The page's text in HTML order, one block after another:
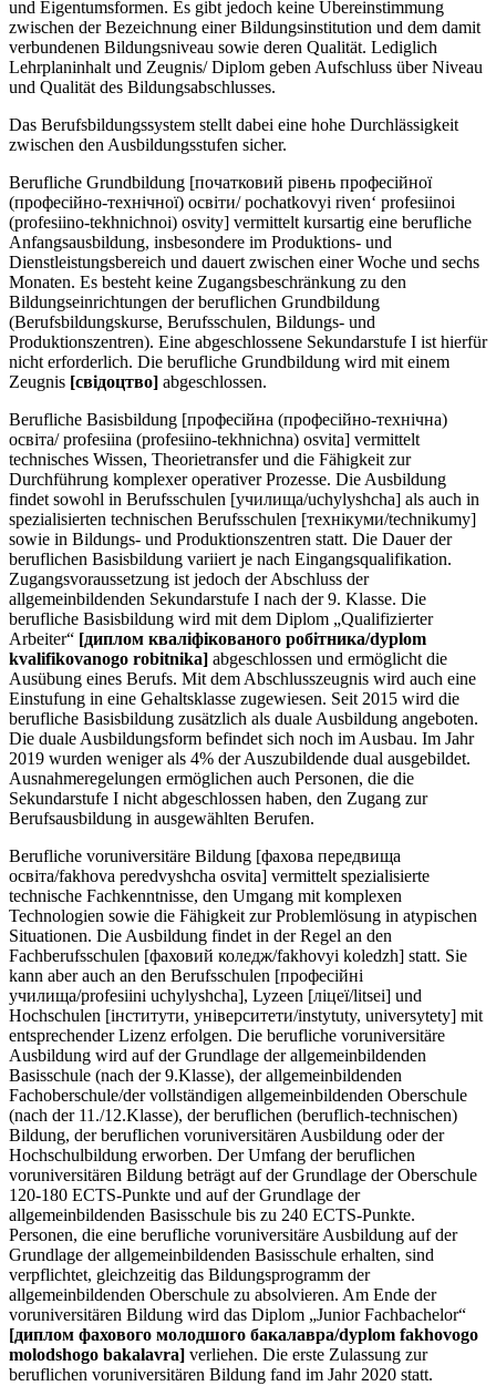
und Eigentumsformen. Es gibt jedoch keine Übereinstimmung
zwischen der Bezeichnung einer Bildungsinstitution und dem damit
verbundenen Bildungsniveau sowie deren Qualität. Lediglich
Lehrplaninhalt und Zeugnis/ Diplom geben Aufschluss über Niveau
und Qualität des Bildungsabschlusses.
Das Berufsbildungssystem stellt dabei eine hohe Durchlässigkeit
zwischen den Ausbildungsstufen sicher.
Berufliche Grundbildung [початковий рівень професійної
(професійно-технічної) освіти/ pochatkovyi riven‘ profesiinoi
(profesiino-tekhnichnoi) osvity] vermittelt kursartig eine berufliche
Anfangsausbildung, insbesondere im Produktions- und
Dienstleistungsbereich und dauert zwischen einer Woche und sechs
Monaten. Es besteht keine Zugangsbeschränkung zu den
Bildungseinrichtungen der beruflichen Grundbildung
(Berufsbildungskurse, Berufsschulen, Bildungs- und
Produktionszentren). Eine abgeschlossene Sekundarstufe I ist hierfür
nicht erforderlich. Die berufliche Grundbildung wird mit einem
Zeugnis [свiдоцтво] abgeschlossen.
Berufliche Basisbildung [професійна (професійно-технічна)
освіта/ profesiina (profesiino-tekhnichna) osvita] vermittelt
technisches Wissen, Theorietransfer und die Fähigkeit zur
Durchführung komplexer operativer Prozesse. Die Ausbildung
findet sowohl in Berufsschulen [училища/uchylyshcha] als auch in
spezialisierten technischen Berufsschulen [технікуми/technikumy]
sowie in Bildungs- und Produktionszentren statt. Die Dauer der
beruflichen Basisbildung variiert je nach Eingangsqualifikation.
Zugangsvoraussetzung ist jedoch der Abschluss der
allgemeinbildenden Sekundarstufe I nach der 9. Klasse. Die
berufliche Basisbildung wird mit dem Diplom „Qualifizierter
Arbeiter“ [диплом кваліфікованого робітника/dyplom
kvalifikovanogo robitnika] abgeschlossen und ermöglicht die
Ausübung eines Berufs. Mit dem Abschlusszeugnis wird auch eine
Einstufung in eine Gehaltsklasse zugewiesen. Seit 2015 wird die
berufliche Basisbildung zusätzlich als duale Ausbildung angeboten.
Die duale Ausbildungsform befindet sich noch im Ausbau. Im Jahr
2019 wurden weniger als 4% der Auszubildende dual ausgebildet.
Ausnahmeregelungen ermöglichen auch Personen, die die
Sekundarstufe I nicht abgeschlossen haben, den Zugang zur
Berufsausbildung in ausgewählten Berufen.
Berufliche voruniversitäre Bildung [фахова передвища
освіта/fakhova peredvyshcha osvita] vermittelt spezialisierte
technische Fachkenntnisse, den Umgang mit komplexen
Technologien sowie die Fähigkeit zur Problemlösung in atypischen
Situationen. Die Ausbildung findet in der Regel an den
Fachberufsschulen [фаховий коледж/fakhovyi koledzh] statt. Sie
kann aber auch an den Berufsschulen [професійні
училища/profesiini uchylyshcha], Lyzeen [ліцеї/litsei] und
Hochschulen [інститути, університети/instytuty, universytety] mit
entsprechender Lizenz erfolgen. Die berufliche voruniversitäre
Ausbildung wird auf der Grundlage der allgemeinbildenden
Basisschule (nach der 9.Klasse), der allgemeinbildenden
Fachoberschule/der vollständigen allgemeinbildenden Oberschule
(nach der 11./12.Klasse), der beruflichen (beruflich-technischen)
Bildung, der beruflichen voruniversitären Ausbildung oder der
Hochschulbildung erworben. Der Umfang der beruflichen
voruniversitären Bildung beträgt auf der Grundlage der Oberschule
120-180 ECTS-Punkte und auf der Grundlage der
allgemeinbildenden Basisschule bis zu 240 ECTS-Punkte.
Personen, die eine berufliche voruniversitäre Ausbildung auf der
Grundlage der allgemeinbildenden Basisschule erhalten, sind
verpflichtet, gleichzeitig das Bildungsprogramm der
allgemeinbildenden Oberschule zu absolvieren. Am Ende der
voruniversitären Bildung wird das Diplom „Junior Fachbachelor“
[диплом фахового молодшого бакалавра/dyplom fakhovogo
molodshogo bakalavra] verliehen. Die erste Zulassung zur
beruflichen voruniversitären Bildung fand im Jahr 2020 statt.